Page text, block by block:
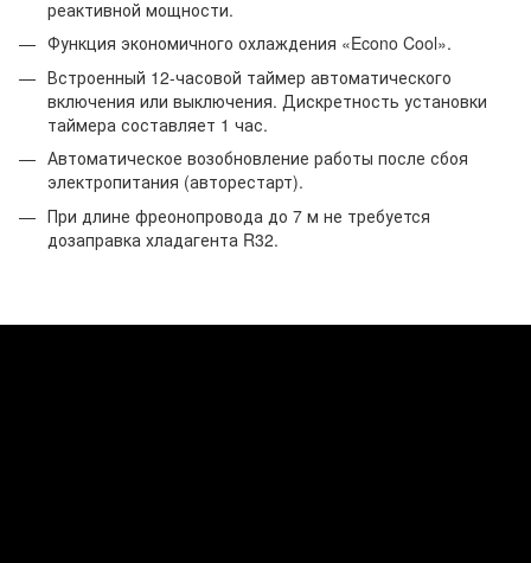
реактивной мощности.
Функция экономичного охлаждения «Econo Cool».
Встроенный 12-часовой таймер автоматического
включения или выключения. Дискретность установки
таймера составляет 1 час.
Автоматическое возобновление работы после сбоя
электропитания (авторестарт).
При длине фреонопровода до 7 м не требуется
дозаправка хладагента R32.